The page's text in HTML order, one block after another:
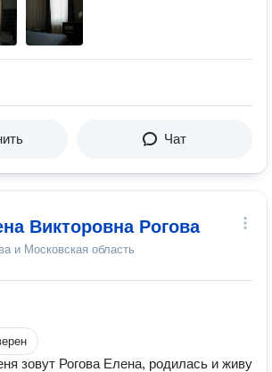
Чат
Викторовна Рогова
и Московская область
зовут Рогова Елена, родилась и живу